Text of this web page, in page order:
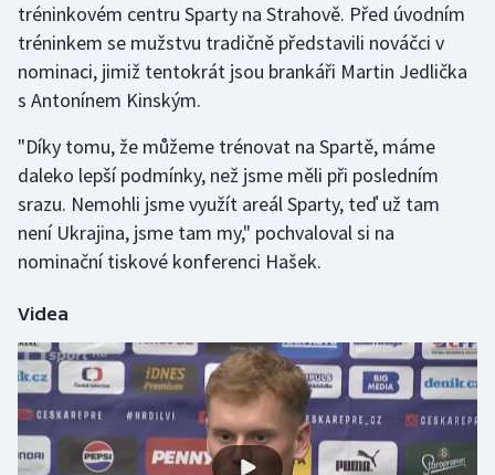
Florbal
Futsal
Golf
Gymnastika
Házená
Jezdectví
Judo
Krasobruslení
Lezení
tréninkovém centru Sparty na Strahově. Před úvodním
tréninkem se mužstvu tradičně představili nováčci v
nominaci, jimiž tentokrát jsou brankáři Martin Jedlička
s Antonínem Kinským.
"Díky tomu, že můžeme trénovat na Spartě, máme
daleko lepší podmínky, než jsme měli při posledním
srazu. Nemohli jsme využít areál Sparty, teď už tam
není Ukrajina, jsme tam my," pochvaloval si na
nominační tiskové konferenci Hašek.
Videa